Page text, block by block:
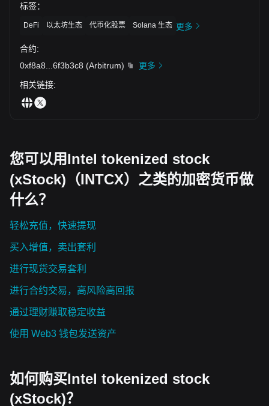
标签：
DeFi 以太坊生态 代币化股票 Solana 生态 更多
合约:
0xf8a8
6f3b3c8 (Arbitrum)
更多
相关链接:
您可以用Intel tokenized stock
(xStock)（INTCX）之类的加密货币做
什么？
轻松充值，快速提现
买入增值，卖出套利
进行现货交易套利
进行合约交易，高风险高回报
通过理财赚取稳定收益
使用 Web3 钱包发送资产
如何购买Intel tokenized stock
(xStock)？